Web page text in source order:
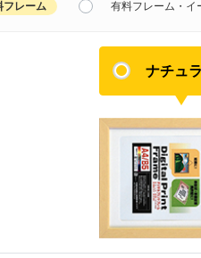
フレーム 有料フレーム・イ
ナチュ